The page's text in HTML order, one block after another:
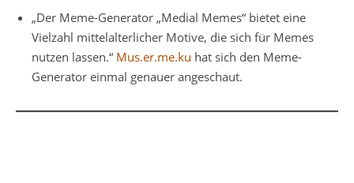
„Der Meme-Generator „Medial Memes“ bietet eine
Vielzahl mittelalterlicher Motive, die sich für Memes
nutzen lassen.“ Mus.er.me.ku hat sich den Meme-
Generator einmal genauer angeschaut.